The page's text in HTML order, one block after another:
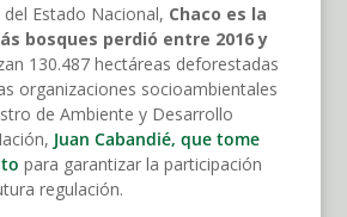
Estado Nacional, Chaco es la
bosques perdió entre 2016 y
130.487 hectáreas deforestadas
organizaciones socioambientales
de Ambiente y Desarrollo
Juan Cabandié, que tome
para garantizar la participación
regulación.